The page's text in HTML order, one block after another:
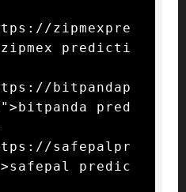
zipmexpre
predicti
bitpandap
pred
safepalpr
predic